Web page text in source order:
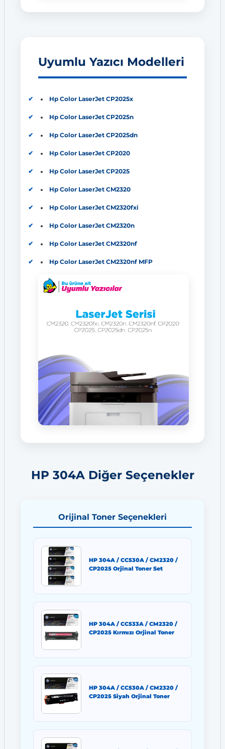
Uyumlu Yazıcı Modelleri
Hp Color LaserJet CP2025x
Hp Color LaserJet CP2025n
Hp Color LaserJet CP2025dn
Hp Color LaserJet CP2020
Hp Color LaserJet CP2025
Hp Color LaserJet CM2320
Hp Color LaserJet CM2320fxi
Hp Color LaserJet CM2320n
Hp Color LaserJet CM2320nf
Hp Color LaserJet CM2320nf MFP
HP 304A Diğer Seçenekler
Orijinal Toner Seçenekleri
HP 304A / CC530A / CM2320 /
CP2025 Orjinal Toner Set
HP 304A / CC533A / CM2320 /
CP2025 Kırmızı Orjinal Toner
HP 304A / CC530A / CM2320 /
CP2025 Siyah Orjinal Toner